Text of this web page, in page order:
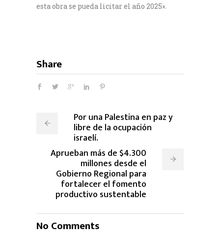
esta obra se pueda licitar el año 2025».
Share
Por una Palestina en paz y
libre de la ocupación
israelí.
Aprueban más de $4.300
millones desde el
Gobierno Regional para
fortalecer el fomento
productivo sustentable
No Comments